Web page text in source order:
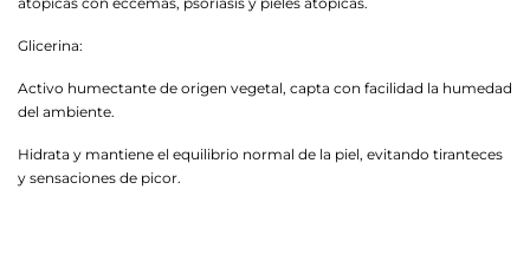
Glicerina:
Activo humectante de origen vegetal, capta con facilidad la humedad
del ambiente.
Hidrata y mantiene el equilibrio normal de la piel, evitando tiranteces
y sensaciones de picor.